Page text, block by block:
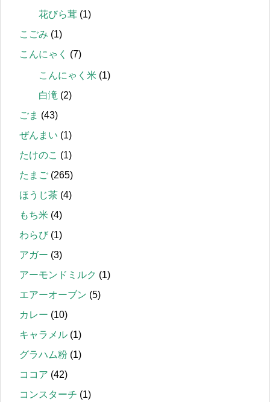
花びら茸 (1)
こごみ (1)
こんにゃく
(7)
こんにゃく米 (1)
白滝 (2)
ごま (43)
ぜんまい (1)
たけのこ (1)
たまご (265)
ほうじ茶 (4)
もち米 (4)
わらび(1)
アガー (3)
アーモンドミルク (1)
エアーオーブン (5)
カレー (10)
キャラメル (1)
グラハム粉 (1)
ココア (42)
コンスターチ (1)